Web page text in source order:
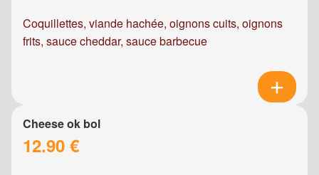
Coquillettes, viande hachée, oignons cuits, oignons
frits, sauce cheddar, sauce barbecue
Cheese ok bol
12.90 €